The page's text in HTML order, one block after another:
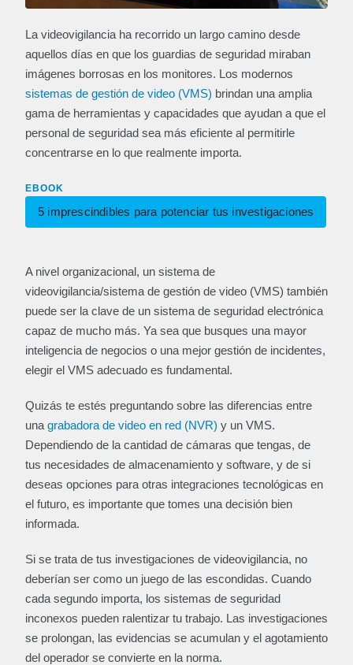
La videovigilancia ha recorrido un largo camino desde
aquellos días en que los guardias de seguridad miraban
imágenes borrosas en los monitores. Los modernos
sistemas de gestión de video (VMS) brindan una amplia
gama de herramientas y capacidades que ayudan a que el
personal de seguridad sea más eficiente al permitirle
concentrarse en lo que realmente importa.
EBOOK
5 imprescindibles para potenciar tus investigaciones
A nivel organizacional, un sistema de
videovigilancia/sistema de gestión de video (VMS) también
puede ser la clave de un sistema de seguridad electrónica
capaz de mucho más. Ya sea que busques una mayor
inteligencia de negocios o una mejor gestión de incidentes,
elegir el VMS adecuado es fundamental.
Quizás te estés preguntando sobre las diferencias entre
una grabadora de video en red (NVR) y un VMS.
Dependiendo de la cantidad de cámaras que tengas, de
tus necesidades de almacenamiento y software, y de si
deseas opciones para otras integraciones tecnológicas en
el futuro, es importante que tomes una decisión bien
informada.
Si se trata de tus investigaciones de videovigilancia, no
deberían ser como un juego de las escondidas. Cuando
cada segundo importa, los sistemas de seguridad
inconexos pueden ralentizar tu trabajo. Las investigaciones
se prolongan, las evidencias se acumulan y el agotamiento
del operador se convierte en la norma.